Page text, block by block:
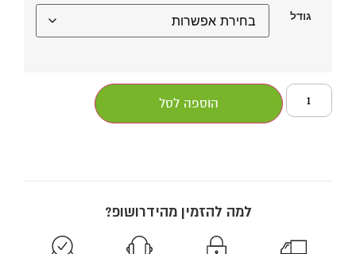
גודל
הוספה לסל
למה להזמין מהידרושופ?